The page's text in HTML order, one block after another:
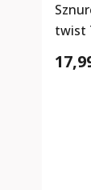
twist